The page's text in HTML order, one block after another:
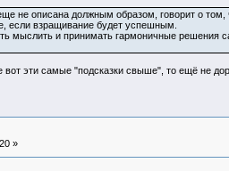
не описана должным образом, говорит о том,
если взращивание будет успешным.
и принимать гармоничные решения
эти самые "подсказки свыше", то ещё не
»